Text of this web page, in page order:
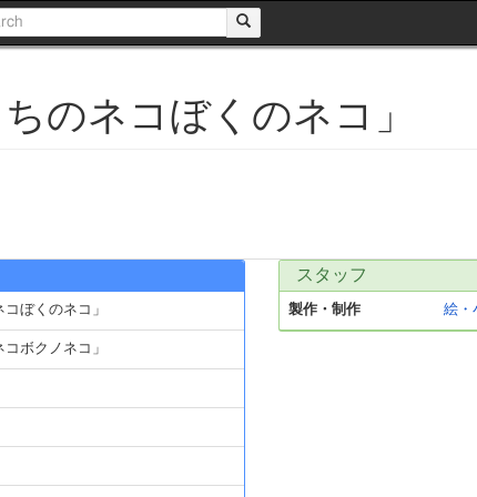
のネコぼくのネコ」
ぼくのネコ」
ボクノネコ」
スタッフ
製作・制作 絵・